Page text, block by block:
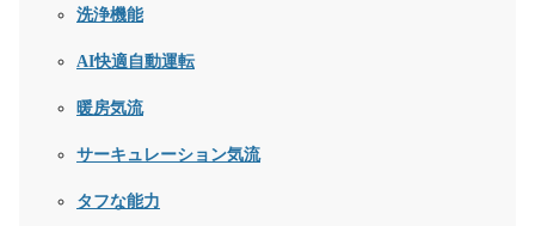
洗浄機能
AI快適自動運転
暖房気流
サーキュレーション気流
タフな能力